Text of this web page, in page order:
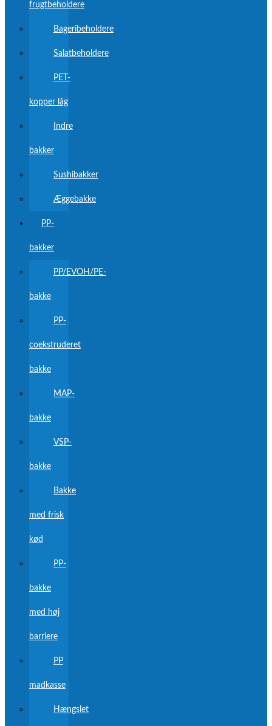
frugtbeholdere
Bageribeholdere
Salatbeholdere
PET-
kopper låg
Indre
bakker
Sushibakker
Æggebakke
PP-
bakker
PP/EVOH/PE-
bakke
PP-
coekstruderet
bakke
MAP-
bakke
VSP-
bakke
Bakke
med frisk
kød
PP-
bakke
med høj
barriere
PP
madkasse
Hængslet